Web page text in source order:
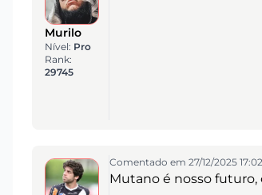
Murilo
Nível: Pro
Rank:
29745
Comentado em 27/12/2025 17:02
Mutano é nosso